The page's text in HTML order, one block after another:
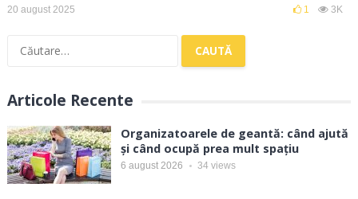
20 august 2025 1 3K
Caută
Articole Recente
Organizatoarele de geantă: când ajută
și când ocupă prea mult spațiu
6 august 2026 34 views